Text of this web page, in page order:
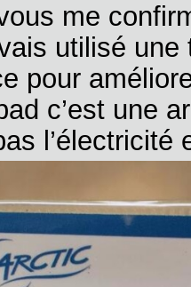
me
utilisé
pour
c’est une